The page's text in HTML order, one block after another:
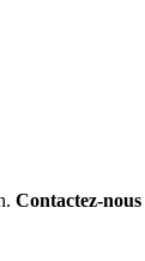
Contactez-nous